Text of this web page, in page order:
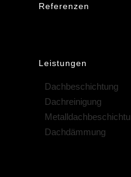
Referenzen
Leistungen
Dachbeschichtung
Dachreinigung
Dachdämmung